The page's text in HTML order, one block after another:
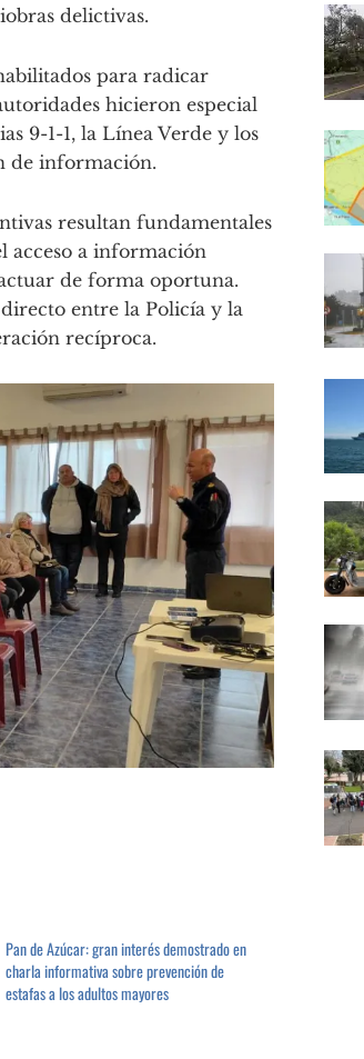
delictivas.
para radicar
hicieron especial
9-1-1, la Línea Verde y los
de información.
resultan fundamentales
acceso a información
de forma oportuna.
entre la Policía y la
recíproca.
Pan de Azúcar: gran interés demostrado en
charla informativa sobre prevención de
estafas a los adultos mayores